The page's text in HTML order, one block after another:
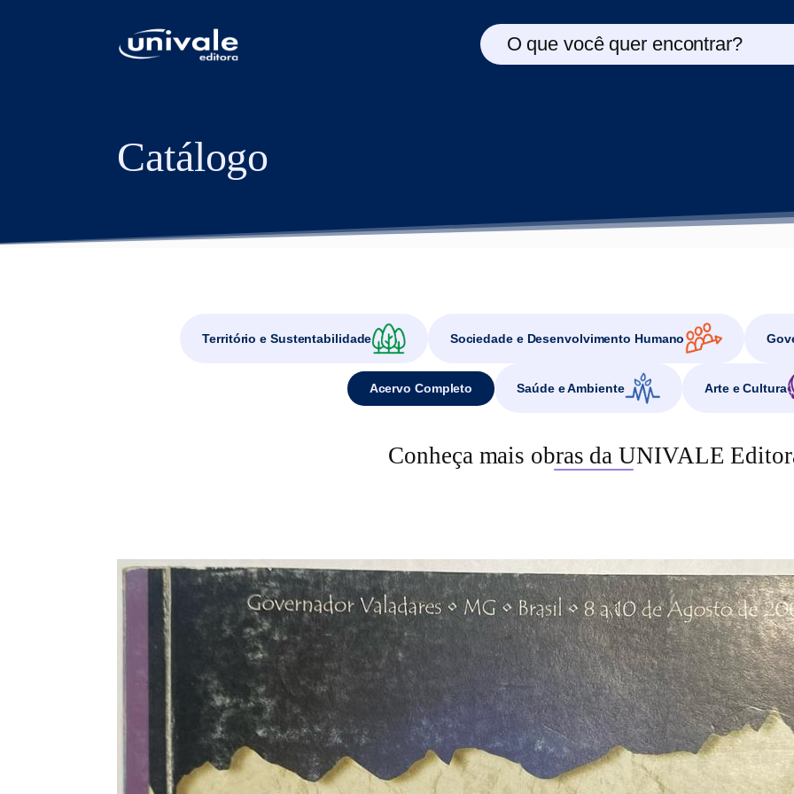
O que você quer encontrar?
Catálogo
Território e Sustentabilidade Sociedade e Desenvolvimento Humano
Acervo Completo Saúde e Ambiente Arte e Cultura
Conheça mais obras da UNIVALE